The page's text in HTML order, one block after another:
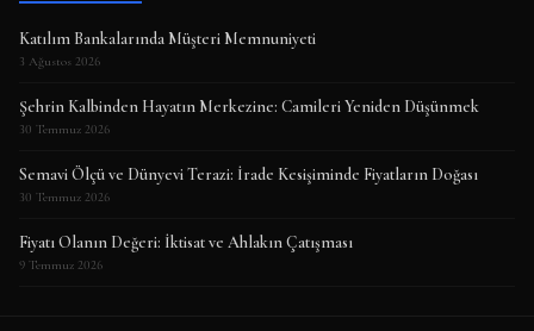
Katılım Bankalarında Müşteri Memnuniyeti
3 Ağustos 2026
Şehrin Kalbinden Hayatın Merkezine: Camileri Yeniden Düşünmek
30 Temmuz 2026
Semavi Ölçü ve Dünyevi Terazi: İrade Kesişiminde Fiyatların Doğası
30 Temmuz 2026
Fiyatı Olanın Değeri: İktisat ve Ahlakın Çatışması
9 Temmuz 2026